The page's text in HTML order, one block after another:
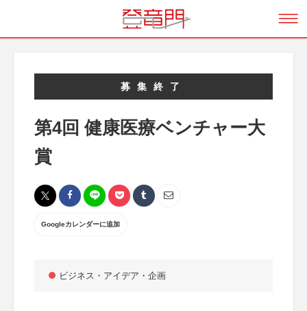
募集終了
第4回 健康医療ベンチャー大
賞
Googleカレンダーに追加
ビジネス・アイデア・企画